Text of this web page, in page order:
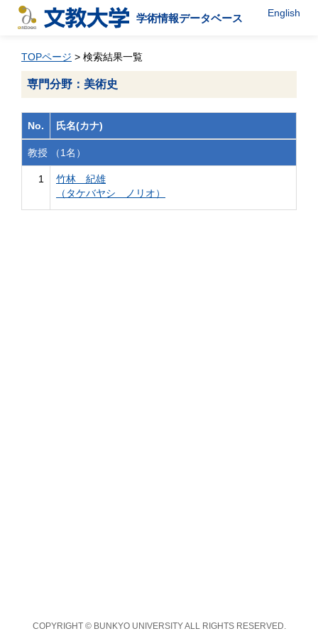
学術情報データベース English
TOPページ > 検索結果一覧
専門分野：美術史
No. 氏名(カナ)
教授 （1名）
1
竹林 紀雄
（タケバヤシ ノリオ）
COPYRIGHT © BUNKYO UNIVERSITY ALL RIGHTS RESERVED.